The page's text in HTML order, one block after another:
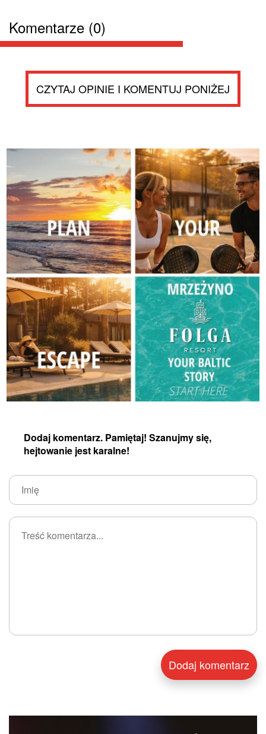
Komentarze (0)
CZYTAJ OPINIE I KOMENTUJ PONIŻEJ
Dodaj komentarz. Pamiętaj! Szanujmy się,
hejtowanie jest karalne!